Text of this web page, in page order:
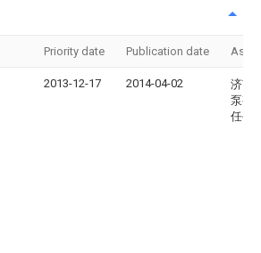
Priority date Publication date
2013-12-17 2014-04-02
济南
泵有
任公